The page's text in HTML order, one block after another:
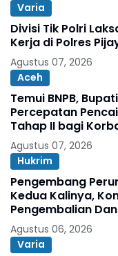
Varia
Divisi Tik Polri
Kerja di Polres
Agustus 07, 2026
Aceh
Temui BNPB,
Percepatan
Tahap II bagi
Agustus 07, 2026
Hukrim
Pengembang
Kedua Kalinya,
Pengembalian
Agustus 06, 2026
Varia